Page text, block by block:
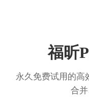
福昕
永久免费试用的高
合